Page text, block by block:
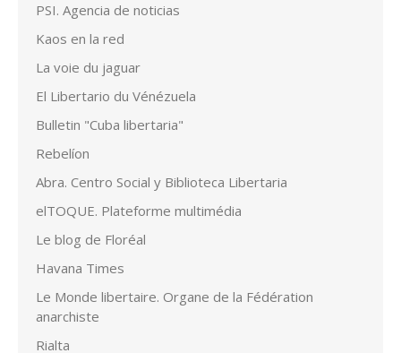
PSI. Agencia de noticias
Kaos en la red
La voie du jaguar
El Libertario du Vénézuela
Bulletin "Cuba libertaria"
Rebelíon
Abra. Centro Social y Biblioteca Libertaria
elTOQUE. Plateforme multimédia
Le blog de Floréal
Havana Times
Le Monde libertaire. Organe de la Fédération
anarchiste
Rialta